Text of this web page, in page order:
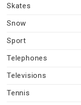
Skates
Snow
Sport
Telephones
Televisions
Tennis